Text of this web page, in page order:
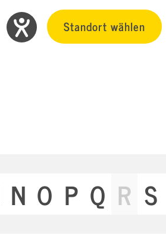
Standort wählen
N O P Q R S